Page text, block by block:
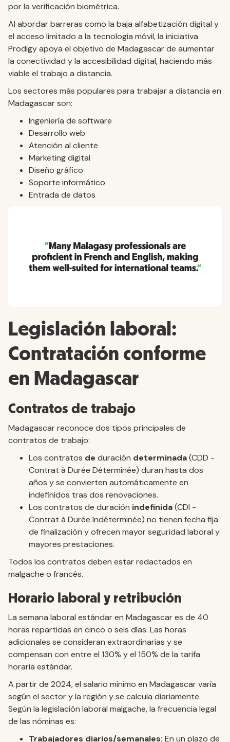
por la verificación biométrica.
Al abordar barreras como la baja alfabetización digital y
el acceso limitado a la tecnología móvil, la iniciativa
Prodigy apoya el objetivo de Madagascar de aumentar
la conectividad y la accesibilidad digital, haciendo más
viable el trabajo a distancia.
Los sectores más populares para trabajar a distancia en
Madagascar son:
Ingeniería de software
Desarrollo web
Atención al cliente
Marketing digital
Diseño gráfico
Soporte informático
Entrada de datos
Legislación laboral:
Contratación conforme
en Madagascar
Contratos de trabajo
Madagascar reconoce dos tipos principales de
contratos de trabajo:
Los contratos de duración determinada(CDD -
Contrat à Durée Déterminée) duran hasta dos
años y se convierten automáticamente en
indefinidos tras dos renovaciones.
Los contratos de duración indefinida(CDI -
Contrat à Durée Indéterminée) no tienen fecha fija
de finalización y ofrecen mayor seguridad laboral y
mayores prestaciones.
Todos los contratos deben estar redactados en
malgache o francés.
Horario laboral y retribución
La semana laboral estándar en Madagascar es de 40
horas repartidas en cinco o seis días. Las horas
adicionales se consideran extraordinarias y se
compensan con entre el 130% y el 150% de la tarifa
horaria estándar.
A partir de 2024, el salario mínimo en Madagascar varía
según el sector y la región y se calcula diariamente.
Según la legislación laboral malgache, la frecuencia legal
de las nóminas es:
Trabajadores diarios/semanales: En un plazo de